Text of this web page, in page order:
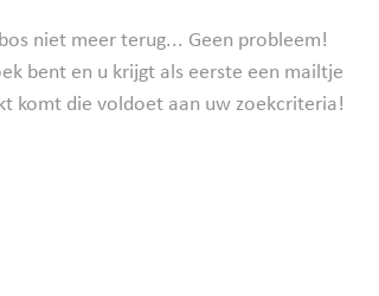
niet meer terug... Geen probleem!
bent en u krijgt als eerste een mailtje
komt die voldoet aan uw zoekcriteria!